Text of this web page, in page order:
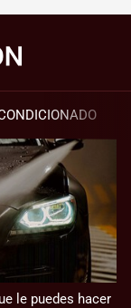
le puedes hacer